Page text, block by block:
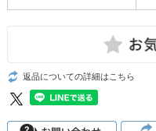
返品についての詳細はこちら